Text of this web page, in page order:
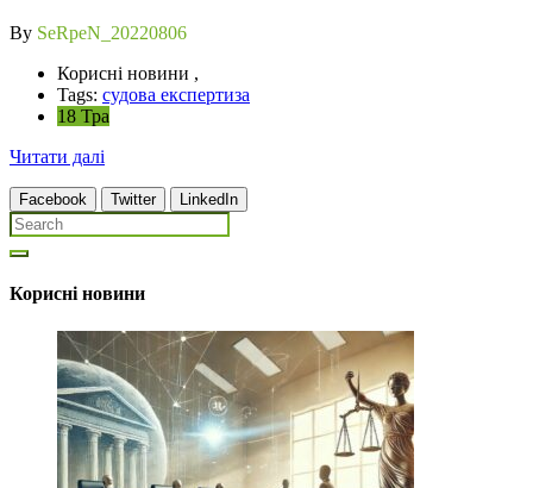
By SeRpeN_20220806
Корисні новини ,
Tags: судова експертиза
18 Тра
Читати далі
Facebook Twitter LinkedIn
Корисні новини